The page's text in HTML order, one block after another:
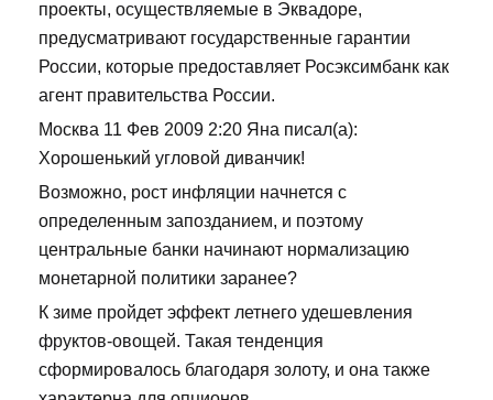
проекты, осуществляемые в Эквадоре,
предусматривают государственные гарантии
России, которые предоставляет Росэксимбанк как
агент правительства России.
Москва 11 Фев 2009 2:20 Яна писал(а):
Хорошенький угловой диванчик!
Возможно, рост инфляции начнется с
определенным запозданием, и поэтому
центральные банки начинают нормализацию
монетарной политики заранее?
К зиме пройдет эффект летнего удешевления
фруктов-овощей. Такая тенденция
сформировалось благодаря золоту, и она также